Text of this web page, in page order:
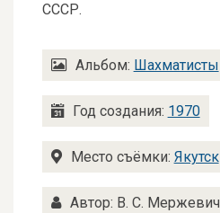
СССР.
Альбом: Шахматисты
Год создания: 1970
Место съёмки: Якутск
Автор: В. С. Мержевич